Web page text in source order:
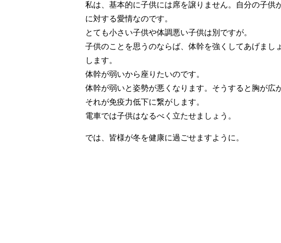
私は、基本的に子供には席を譲りません。自分の子
に対する愛情なのです。
とても小さい子供や体調悪い子供は別ですが。
子供のことを思うのならば、体幹を強くしてあげまし
します。
体幹が弱いから座りたいのです。
体幹が弱いと姿勢が悪くなります。そうすると胸が広
それが免疫力低下に繋がします。
電車では子供はなるべく立たせましょう。
では、皆様が冬を健康に過ごせますように。